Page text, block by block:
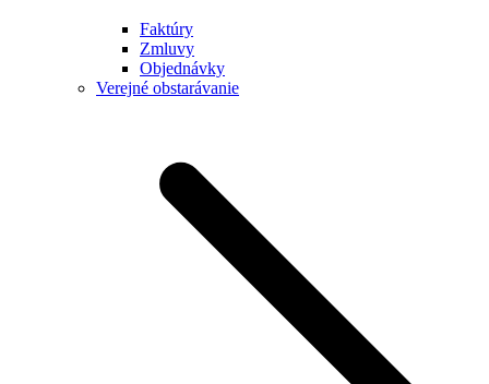
Faktúry
Zmluvy
Objednávky
Verejné obstarávanie